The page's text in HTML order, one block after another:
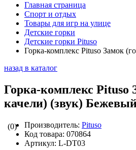
Главная страница
Спорт и отдых
Товары для игр на улице
Детские горки
Детские горки Pituso
Горка-комплекс Pituso Замок
назад в каталог
Горка-комплекс Pituso
качели) (звук)
(0) Производитель: Pituso
Код товара: 070864
Артикул: L-DT03